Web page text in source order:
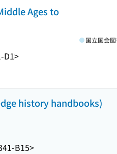
Ages to
D1>
国立国会
history handbooks)
B15>